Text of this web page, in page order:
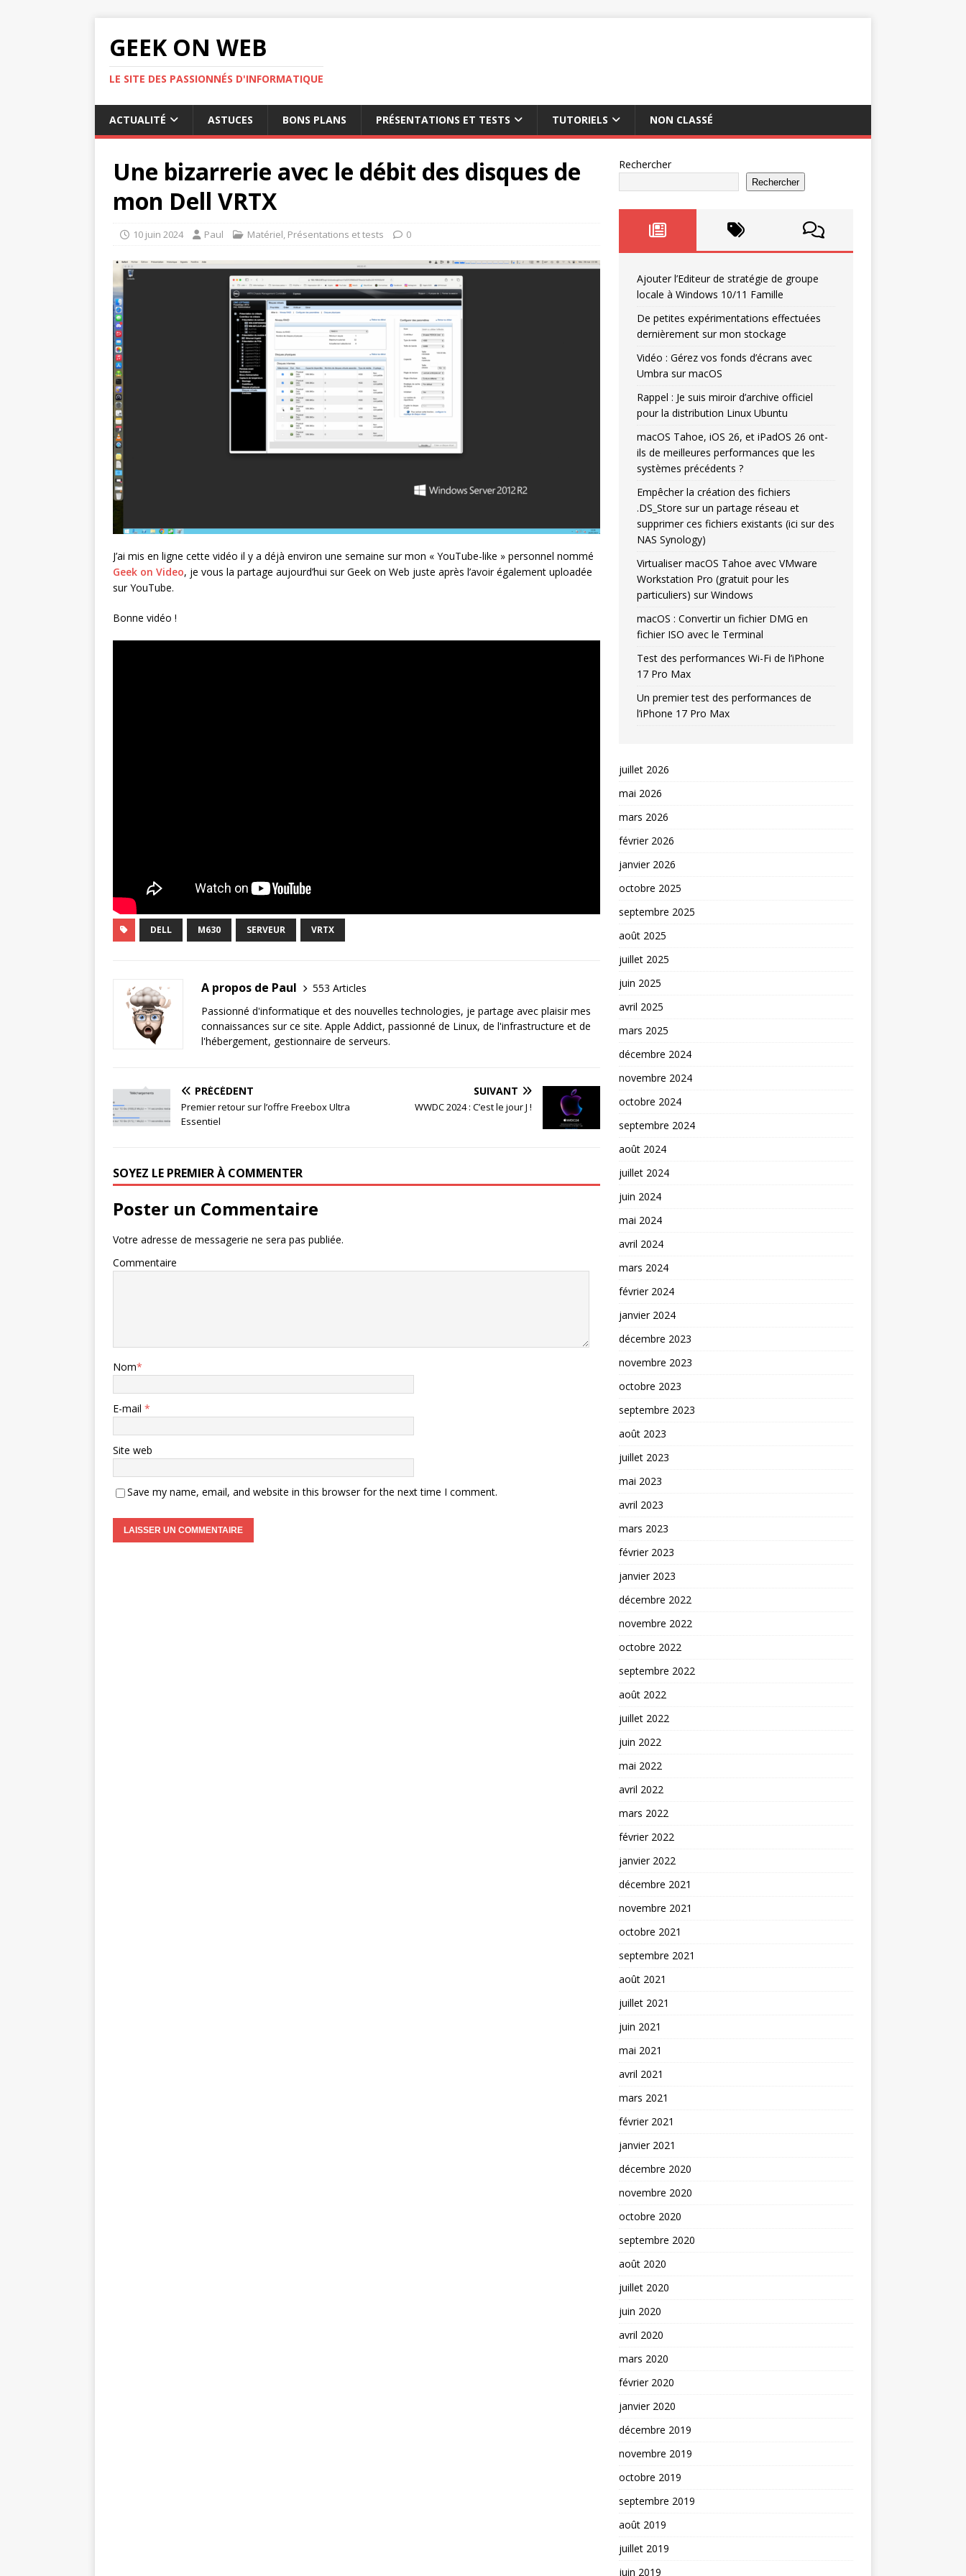
GEEK ON WEB
LE SITE DES PASSIONNÉS D'INFORMATIQUE
ACTUALITÉ ASTUCES BONS PLANS PRÉSENTATIONS ET TESTS TUTORIELS NON CLASSÉ
Une bizarrerie avec le débit des disques de
mon Dell VRTX
10 juin 2024 Paul Matériel, Présentations et tests 0
J’ai mis en ligne cette vidéo il y a déjà environ une semaine sur mon « YouTube-like » personnel nommé
Geek on Video, je vous la partage aujourd’hui sur Geek on Web juste après l’avoir également uploadée
sur YouTube.
Bonne vidéo !
DELL M630 SERVEUR VRTX
A propos de Paul
553 Articles
Passionné d'informatique et des nouvelles technologies, je partage avec plaisir mes
connaissances sur ce site. Apple Addict, passionné de Linux, de l'infrastructure et de
l'hébergement, gestionnaire de serveurs.
PRÉCÉDENT
Premier retour sur l’offre Freebox Ultra
Essentiel
SUIVANT
WWDC 2024 : C’est le jour J !
SOYEZ LE PREMIER À COMMENTER
Poster un Commentaire
Votre adresse de messagerie ne sera pas publiée.
Commentaire
Nom*
E-mail *
Site web
Save my name, email, and website in this browser for the next time I comment.
Rechercher
Rechercher
Ajouter l’Editeur de stratégie de groupe
locale à Windows 10/11 Famille
De petites expérimentations effectuées
dernièrement sur mon stockage
Vidéo : Gérez vos fonds d’écrans avec
Umbra sur macOS
Rappel : Je suis miroir d’archive officiel
pour la distribution Linux Ubuntu
macOS Tahoe, iOS 26, et iPadOS 26 ont-
ils de meilleures performances que les
systèmes précédents ?
Empêcher la création des fichiers
.DS_Store sur un partage réseau et
supprimer ces fichiers existants (ici sur des
NAS Synology)
Virtualiser macOS Tahoe avec VMware
Workstation Pro (gratuit pour les
particuliers) sur Windows
macOS : Convertir un fichier DMG en
fichier ISO avec le Terminal
Test des performances Wi-Fi de l’iPhone
17 Pro Max
Un premier test des performances de
l’iPhone 17 Pro Max
juillet 2026
mai 2026
mars 2026
février 2026
janvier 2026
octobre 2025
septembre 2025
août 2025
juillet 2025
juin 2025
avril 2025
mars 2025
décembre 2024
novembre 2024
octobre 2024
septembre 2024
août 2024
juillet 2024
juin 2024
mai 2024
avril 2024
mars 2024
février 2024
janvier 2024
décembre 2023
novembre 2023
octobre 2023
septembre 2023
août 2023
juillet 2023
mai 2023
avril 2023
mars 2023
février 2023
janvier 2023
décembre 2022
novembre 2022
octobre 2022
septembre 2022
août 2022
juillet 2022
juin 2022
mai 2022
avril 2022
mars 2022
février 2022
janvier 2022
décembre 2021
novembre 2021
octobre 2021
septembre 2021
août 2021
juillet 2021
juin 2021
mai 2021
avril 2021
mars 2021
février 2021
janvier 2021
décembre 2020
novembre 2020
octobre 2020
septembre 2020
août 2020
juillet 2020
juin 2020
avril 2020
mars 2020
février 2020
janvier 2020
décembre 2019
novembre 2019
octobre 2019
septembre 2019
août 2019
juillet 2019
juin 2019